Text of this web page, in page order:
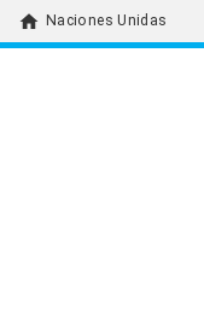
home Naciones Unidas